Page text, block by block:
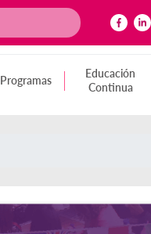
Programas
Educación
Continua